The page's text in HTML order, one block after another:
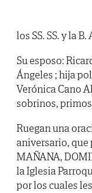
los SS. SS. y la B.
Su esposo:
Ángeles ; hija
Verónica Cano
sobrinos,
Ruegan una
aniversario, que
MAÑANA,
la Iglesia
por los cuales